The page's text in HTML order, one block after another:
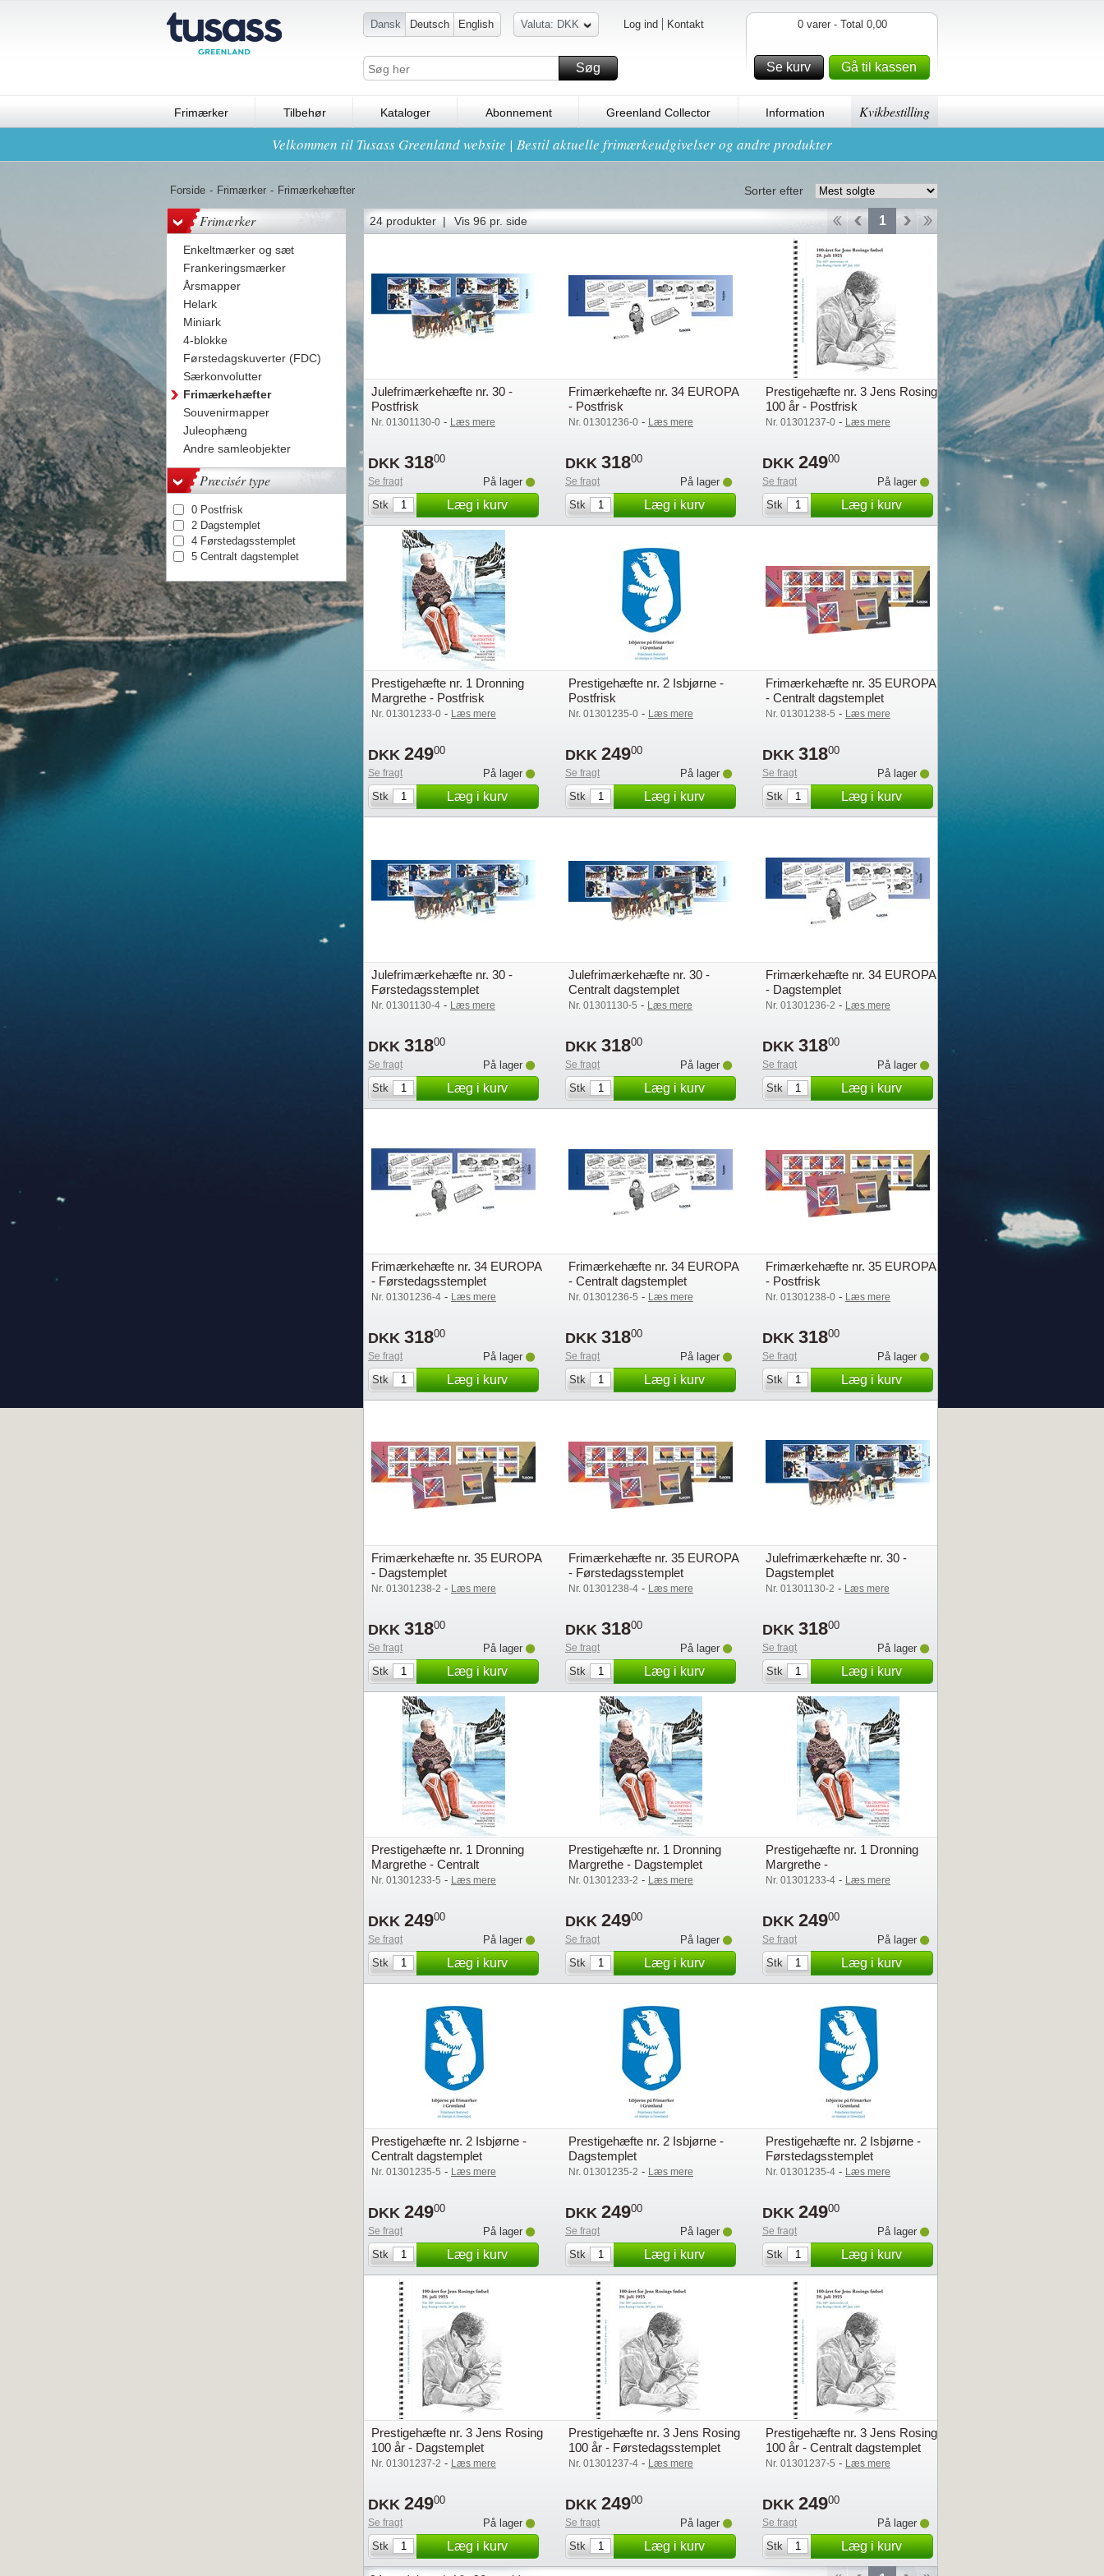
Dansk Deutsch English Valuta: DKK Log ind Kontakt
Søg
0 varer - Total 0,00
Se kurv Gå til kassen
Frimærker Tilbehør Kataloger Abonnement Greenland Collector Information Kvikbestilling
Velkommen til Tusass Greenland website | Bestil aktuelle frimærkeudgivelser og andre produkter
Forside - Frimærker - Frimærkehæfter Sorter efter
Frimærker
Enkeltmærker og sæt
Frankeringsmærker
Årsmapper
Helark
Miniark
4-blokke
Førstedagskuverter (FDC)
Særkonvolutter
Frimærkehæfter
Souvenirmapper
Juleophæng
Andre samleobjekter
Præcisér type
0 Postfrisk
2 Dagstemplet
4 Førstedagsstemplet
5 Centralt dagstemplet
24 produkter | Vis 96 pr. side 1
Julefrimærkehæfte nr. 30 -
Postfrisk
Nr. 01301130-0 - Læs mere
DKK 31800
Se fragt
På lager
Stk
Læg i kurv
Frimærkehæfte nr. 34 EUROPA
- Postfrisk
Nr. 01301236-0 - Læs mere
DKK 31800
Se fragt
På lager
Stk
Læg i kurv
Prestigehæfte nr. 3 Jens Rosing
100 år - Postfrisk
Nr. 01301237-0 - Læs mere
DKK 24900
Se fragt
På lager
Stk
Læg i kurv
Prestigehæfte nr. 1 Dronning
Margrethe - Postfrisk
Nr. 01301233-0 - Læs mere
DKK 24900
Se fragt
På lager
Stk
Læg i kurv
Prestigehæfte nr. 2 Isbjørne -
Postfrisk
Nr. 01301235-0 - Læs mere
DKK 24900
Se fragt
På lager
Stk
Læg i kurv
Frimærkehæfte nr. 35 EUROPA
- Centralt dagstemplet
Nr. 01301238-5 - Læs mere
DKK 31800
Se fragt
På lager
Stk
Læg i kurv
Julefrimærkehæfte nr. 30 -
Førstedagsstemplet
Nr. 01301130-4 - Læs mere
DKK 31800
Se fragt
På lager
Stk
Læg i kurv
Julefrimærkehæfte nr. 30 -
Centralt dagstemplet
Nr. 01301130-5 - Læs mere
DKK 31800
Se fragt
På lager
Stk
Læg i kurv
Frimærkehæfte nr. 34 EUROPA
- Dagstemplet
Nr. 01301236-2 - Læs mere
DKK 31800
Se fragt
På lager
Stk
Læg i kurv
Frimærkehæfte nr. 34 EUROPA
- Førstedagsstemplet
Nr. 01301236-4 - Læs mere
DKK 31800
Se fragt
På lager
Stk
Læg i kurv
Frimærkehæfte nr. 34 EUROPA
- Centralt dagstemplet
Nr. 01301236-5 - Læs mere
DKK 31800
Se fragt
På lager
Stk
Læg i kurv
Frimærkehæfte nr. 35 EUROPA
- Postfrisk
Nr. 01301238-0 - Læs mere
DKK 31800
Se fragt
På lager
Stk
Læg i kurv
Frimærkehæfte nr. 35 EUROPA
- Dagstemplet
Nr. 01301238-2 - Læs mere
DKK 31800
Se fragt
På lager
Stk
Læg i kurv
Frimærkehæfte nr. 35 EUROPA
- Førstedagsstemplet
Nr. 01301238-4 - Læs mere
DKK 31800
Se fragt
På lager
Stk
Læg i kurv
Julefrimærkehæfte nr. 30 -
Dagstemplet
Nr. 01301130-2 - Læs mere
DKK 31800
Se fragt
På lager
Stk
Læg i kurv
Prestigehæfte nr. 1 Dronning
Margrethe - Centralt
dagstemplet
Nr. 01301233-5 - Læs mere
DKK 24900
Se fragt
På lager
Stk
Læg i kurv
Prestigehæfte nr. 1 Dronning
Margrethe - Dagstemplet
Nr. 01301233-2 - Læs mere
DKK 24900
Se fragt
På lager
Stk
Læg i kurv
Prestigehæfte nr. 1 Dronning
Margrethe -
Førstedagsstemplet
Nr. 01301233-4 - Læs mere
DKK 24900
Se fragt
På lager
Stk
Læg i kurv
Prestigehæfte nr. 2 Isbjørne -
Centralt dagstemplet
Nr. 01301235-5 - Læs mere
DKK 24900
Se fragt
På lager
Stk
Læg i kurv
Prestigehæfte nr. 2 Isbjørne -
Dagstemplet
Nr. 01301235-2 - Læs mere
DKK 24900
Se fragt
På lager
Stk
Læg i kurv
Prestigehæfte nr. 2 Isbjørne -
Førstedagsstemplet
Nr. 01301235-4 - Læs mere
DKK 24900
Se fragt
På lager
Stk
Læg i kurv
Prestigehæfte nr. 3 Jens Rosing
100 år - Dagstemplet
Nr. 01301237-2 - Læs mere
DKK 24900
Se fragt
På lager
Stk
Læg i kurv
Prestigehæfte nr. 3 Jens Rosing
100 år - Førstedagsstemplet
Nr. 01301237-4 - Læs mere
DKK 24900
Se fragt
På lager
Stk
Læg i kurv
Prestigehæfte nr. 3 Jens Rosing
100 år - Centralt dagstemplet
Nr. 01301237-5 - Læs mere
DKK 24900
Se fragt
På lager
Stk
Læg i kurv